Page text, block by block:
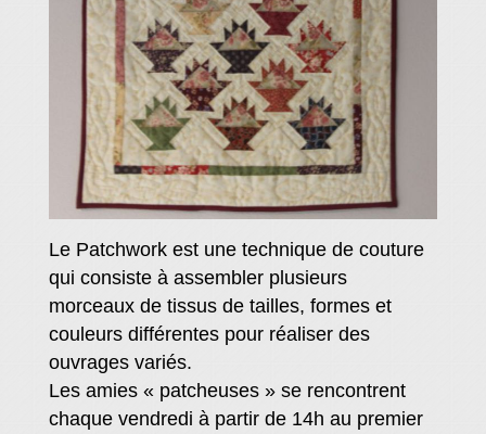
Le Patchwork est une technique de couture
qui consiste à assembler plusieurs
morceaux de tissus de tailles, formes et
couleurs différentes pour réaliser des
ouvrages variés.
Les amies « patcheuses » se rencontrent
chaque vendredi à partir de 14h au premier